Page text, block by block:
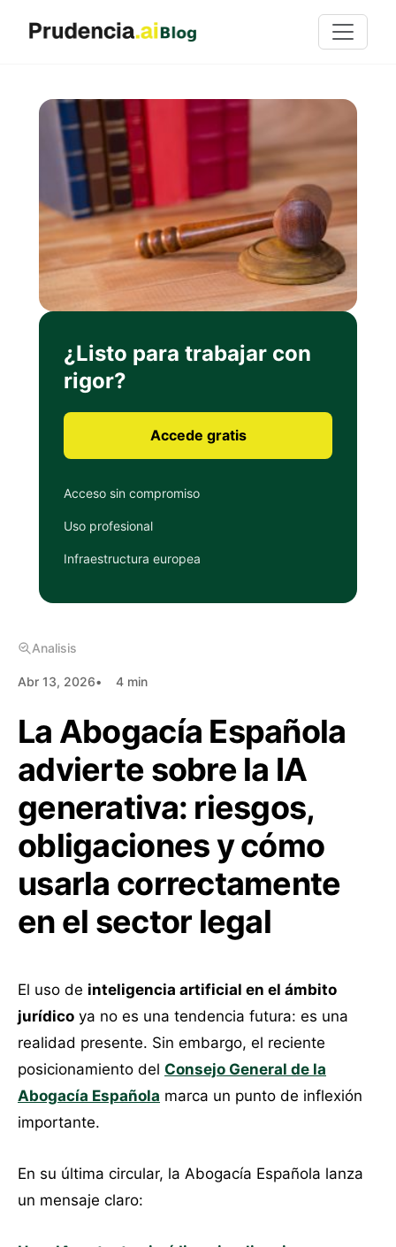
¿Listo para trabajar con
rigor?
Accede gratis
Acceso sin compromiso
Uso profesional
Infraestructura europea
Analisis
Abr 13, 2026 4 min
La Abogacía Española
advierte sobre la IA
generativa: riesgos,
obligaciones y cómo
usarla correctamente
en el sector legal
El uso de inteligencia artificial en el ámbito
jurídico ya no es una tendencia futura: es una
realidad presente. Sin embargo, el reciente
posicionamiento del Consejo General de la
Abogacía Española marca un punto de inflexión
importante.
En su última circular, la Abogacía Española lanza
un mensaje claro: